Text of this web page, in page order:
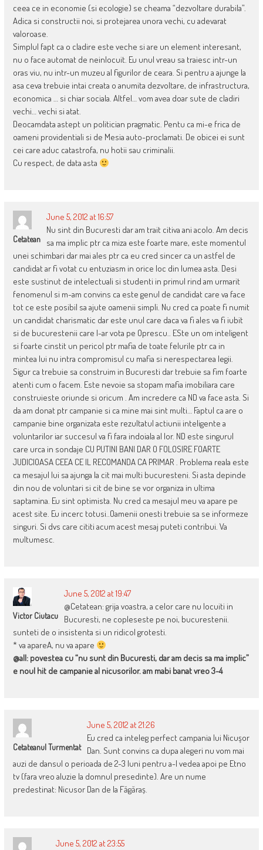
ceea ce in economie (si ecologie) se cheama “dezvoltare durabila”.
Adica si constructii noi, si protejarea unora vechi, cu adevarat
valoroase.
Simplul fapt ca o cladire este veche si are un element interesant,
nu o face automat de neinlocuit. Eu unul vreau sa traiesc intr-un
oras viu, nu intr-un muzeu al figurilor de ceara. Si pentru a ajunge la
asa ceva trebuie intai creata o anumita dezvoltare, de infrastructura,
economica … si chiar sociala. Altfel… vom avea doar sute de cladiri
vechi… vechi si atat.
Deocamdata astept un politician pragmatic. Pentu ca mi-e frica de
oameni providentiali si de Mesia auto-proclamati. De obicei ei sunt
cei care aduc catastrofa, nu hotii sau criminalii.
Cu respect, de data asta
Cetatean
June 5, 2012 at 16:57
Nu sint din Bucuresti dar am trait citiva ani acolo. Am decis
sa ma implic ptr ca miza este foarte mare, este momentul
unei schimbari dar mai ales ptr ca eu cred sincer ca un astfel de
candidat ar fi votat cu entuziasm in orice loc din lumea asta. Desi
este sustinut de intelectuali si studenti in primul rind am urmarit
fenomenul si m-am convins ca este genul de candidat care va face
tot ce este posibil sa ajute oamenii simpli. Nu cred ca poate fi numit
un candidat charismatic dar este unul care daca va fi ales va fi iubit
si de bucurestenii care l-ar vota pe Oprescu.. ESte un om inteligent
si foarte cinstit un pericol ptr mafia de toate felurile ptr ca in
mintea lui nu intra compromisul cu mafia si nerespectarea legii.
Sigur ca trebuie sa construim in Bucuresti dar trebuie sa fim foarte
atenti cum o facem. Este nevoie sa stopam mafia imobiliara care
construieste oriunde si oricum . Am incredere ca ND va face asta. Si
da am donat ptr campanie si ca mine mai sint multi… Faptul ca are o
campanie bine organizata este rezultatul actiunii inteligente a
voluntarilor iar succesul va fi fara indoiala al lor. ND este singurul
care urca in sondaje CU PUTINI BANI DAR O FOLOSIRE FOARTE
JUDICIOASA CEEA CE IL RECOMANDA CA PRIMAR . Problema reala este
ca mesajul lui sa ajunga la cit mai multi bucuresteni. Si asta depinde
din nou de voluntari si cit de bine se vor organiza in ultima
saptamina. Eu sint optimista. Nu cred ca mesajul meu va apare pe
acest site. Eu incerc totusi..Oamenii onesti trebuie sa se informeze
singuri. Si dvs care cititi acum acest mesaj puteti contribui. Va
multumesc.
Victor Ciutacu
June 5, 2012 at 19:47
@Cetatean: grija voastra, a celor care nu locuiti in
Bucuresti, ne copleseste pe noi, bucurestenii.
sunteti de o insistenta si un ridicol grotesti.
* va apareA, nu va apare
@all: povestea cu “nu sunt din Bucuresti, dar am decis sa ma implic”
e noul hit de campanie al nicusorilor. am mabi banat vreo 3-4
Cetateanul Turmentat
June 5, 2012 at 21:26
Eu cred ca inteleg perfect campania lui Nicuşor
Dan. Sunt convins ca dupa alegeri nu vom mai
auzi de dansul o perioada de 2-3 luni pentru a-l vedea apoi pe Etno
tv (fara vreo aluzie la domnul presedinte). Are un nume
predestinat: Nicusor Dan de la Făgăraș.
June 5, 2012 at 23:55